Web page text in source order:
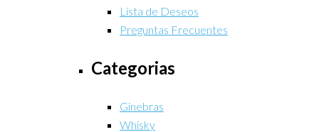
Lista de Deseos
Preguntas Frecuentes
Categorias
Ginebras
Whisky